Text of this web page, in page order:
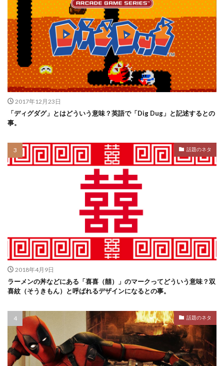
2017年12月23日
「ディグダグ」とはどういう意味？英語で「Dig Dug」と記述するとの
事。
話題のネタ
2018年4月9日
ラーメンの丼などにある「喜喜（囍）」のマークってどういう意味？双
喜紋（そうきもん）と呼ばれるデザインになるとの事。
話題のネタ